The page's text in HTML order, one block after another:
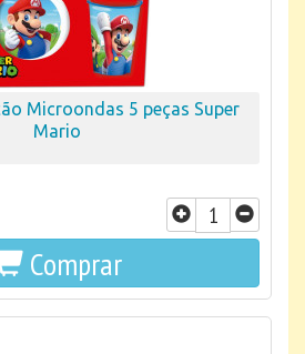
Microondas 5 peças Super
Mario
Comprar